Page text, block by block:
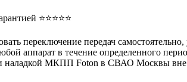
⭐⭐⭐⭐⭐
переключение передач самостоятельно,
аппарат в течение определенного
МКПП Foton в СВАО Москвы вне